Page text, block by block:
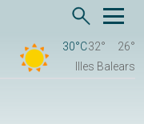
30°C32°
26°
Illes Balears